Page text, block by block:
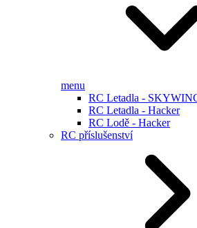
menu
RC Letadla -
RC Letadla - Hacker
RC Lodě - Hacker
RC příslušenství